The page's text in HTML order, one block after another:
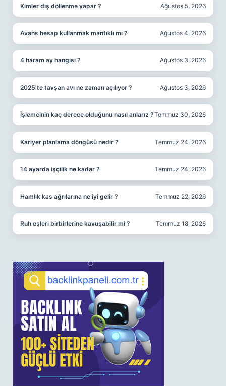
Kimler dış döllenme yapar ? Ağustos 5, 2026
Avans hesap kullanmak mantıklı mı ? Ağustos 4, 2026
4 haram ay hangisi ? Ağustos 3, 2026
2025’te tavşan avı ne zaman açılıyor ? Ağustos 3, 2026
İşlemcinin kaç derece olduğunu nasıl anlarız ?Temmuz 30, 2026
Kariyer planlama döngüsü nedir ? Temmuz 24, 2026
14 ayarda işçilik ne kadar ? Temmuz 24, 2026
Hamlık kas ağrılarına ne iyi gelir ? Temmuz 22, 2026
Ruh eşleri birbirlerine kavuşabilir mi ? Temmuz 18, 2026